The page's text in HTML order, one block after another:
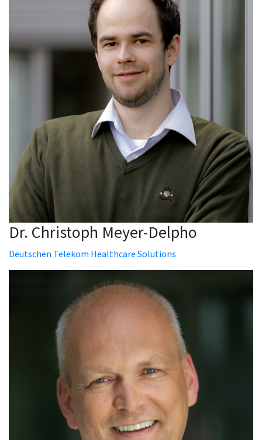
Dr. Christoph Meyer-Delpho
Deutschen Telekom Healthcare Solutions